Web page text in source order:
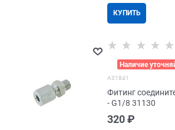
КУПИТЬ
Наличие
A31841
Фитинг
- G1/8 31130
320 ₽